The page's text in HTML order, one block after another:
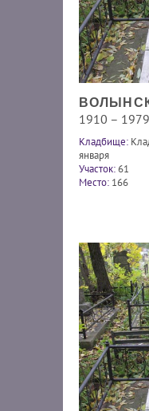
1910 – 1979
Кладбище:
января
Участок:61
Место: 166